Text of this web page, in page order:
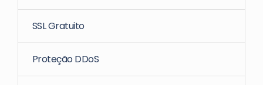
SSL Gratuito
Proteção DDoS